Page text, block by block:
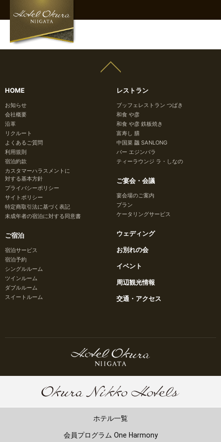
HOME
お知らせ
会社概要
沿革
リクルート
よくあるご質問
利用規則
宿泊約款
カスタマーハラスメントに
対する基本方針
プライバシーポリシー
サイトポリシー
特定商取引法に基づく表記
未成年者の宿泊に対する同意書
ご宿泊
宿泊サービス
宿泊予約
シングルルーム
ツインルーム
ダブルルーム
スイートルーム
レストラン
ブッフェレストラン つばき
和食 や彦
和食 や彦 鉄板焼き
富寿し 膳
中国菜 龘 SANLONG
バー エジンバラ
ティーラウンジ ラ・しなの
ご宴会・会議
宴会場のご案内
プラン
ケータリングサービス
ウェディング
お別れの会
イベント
周辺観光情報
交通・アクセス
ホテル一覧
会員プログラム One Harmony